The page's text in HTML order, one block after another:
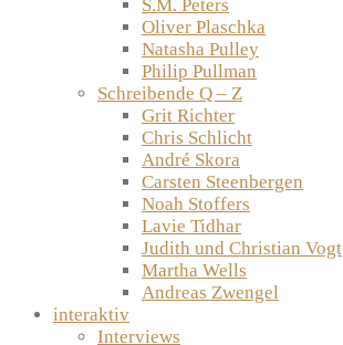
S.M. Peters
Oliver Plaschka
Natasha Pulley
Philip Pullman
Schreibende Q – Z
Grit Richter
Chris Schlicht
André Skora
Carsten Steenbergen
Noah Stoffers
Lavie Tidhar
Judith und Christian Vogt
Martha Wells
Andreas Zwengel
interaktiv
Interviews